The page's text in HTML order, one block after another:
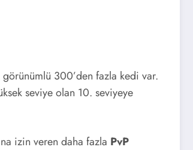
300’den fazla kedi var.
seviye olan 10. seviyeye
izin veren daha fazla PvP